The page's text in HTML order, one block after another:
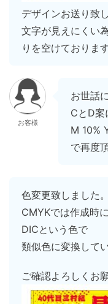
デザインお送り致し
文字が見えにくい
りを空けております
お客様
お世話
CとD案
M 10%
で再度
色変更致しました。
CMYKでは作成時
DICという色で
類似色に変換してい
ご確認よろしくお